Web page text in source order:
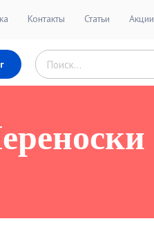
Контакты Статьи Акции